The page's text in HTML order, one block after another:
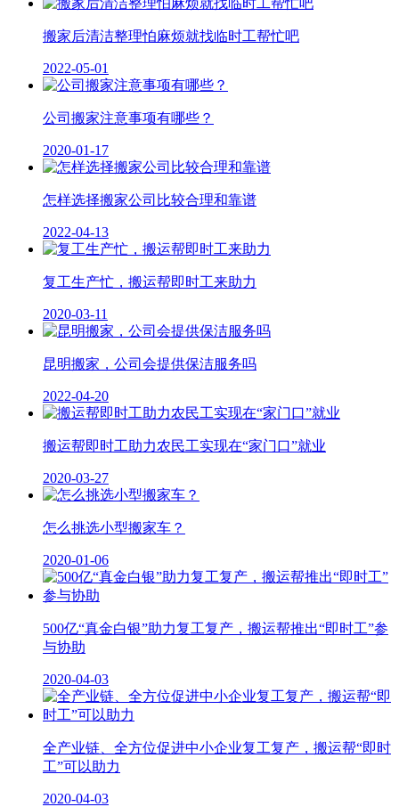
搬家后清洁整理怕麻烦就找临时工帮忙吧
2022-05-01
公司搬家注意事项有哪些？
2020-01-17
怎样选择搬家公司比较合理和靠谱
2022-04-13
复工生产忙，搬运帮即时工来助力
2020-03-11
昆明搬家，公司会提供保洁服务吗
2022-04-20
搬运帮即时工助力农民工实现在“家门口”就业
2020-03-27
怎么挑选小型搬家车？
2020-01-06
500亿“真金白银”助力复工复产，搬运帮推出“即时工”参
与协助
2020-04-03
全产业链、全方位促进中小企业复工复产，搬运帮“即时
工”可以助力
2020-04-03